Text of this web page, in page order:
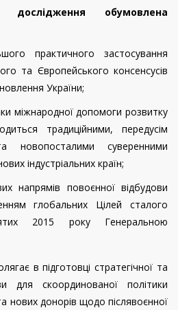
дослідження обумовлена
практичного застосування
та Європейського консенсусів
України;
міжнародної допомоги розвитку
традиційними, передусім
новопосталими суверенними
індустріальних країн;
напрямів повоєнної відбудови
глобальних Цілей сталого
2015 року Генеральною
в підготовці стратегічної та
для скоординованої політики
нових донорів щодо післявоєнної